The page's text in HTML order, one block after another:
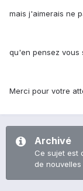
mais j'aimerais ne
qu'en pensez vous
Merci pour votre
Archivé
Ce sujet est
de